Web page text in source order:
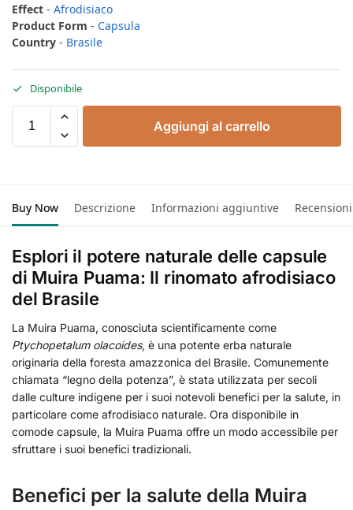
Effect - Afrodisiaco
Product Form - Capsula
Country - Brasile
Disponibile
Aggiungi al carrello
Buy Now Descrizione Informazioni aggiuntive Recensioni
Esplori il potere naturale delle capsule
di Muira Puama: Il rinomato afrodisiaco
del Brasile
La Muira Puama, conosciuta scientificamente come
Ptychopetalum olacoides, è una potente erba naturale
originaria della foresta amazzonica del Brasile. Comunemente
chiamata “legno della potenza”, è stata utilizzata per secoli
dalle culture indigene per i suoi notevoli benefici per la salute, in
particolare come afrodisiaco naturale. Ora disponibile in
comode capsule, la Muira Puama offre un modo accessibile per
sfruttare i suoi benefici tradizionali.
Benefici per la salute della Muira